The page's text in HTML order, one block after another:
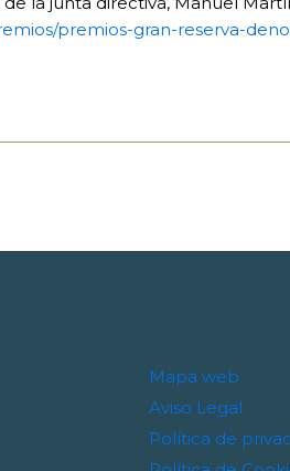
premios-gran-reserva-
Mapa web
Aviso Legal
Política de